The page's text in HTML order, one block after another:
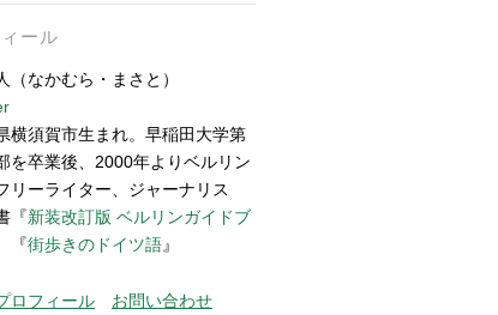
ール
（なかむら・まさと）
横須賀市生まれ。早稲田大学第
を卒業後、2000年よりベルリン
リーライター、ジャーナリス
『新装改訂版 ベルリンガイドブ
『街歩きのドイツ語』
ロフィール お問い合わせ